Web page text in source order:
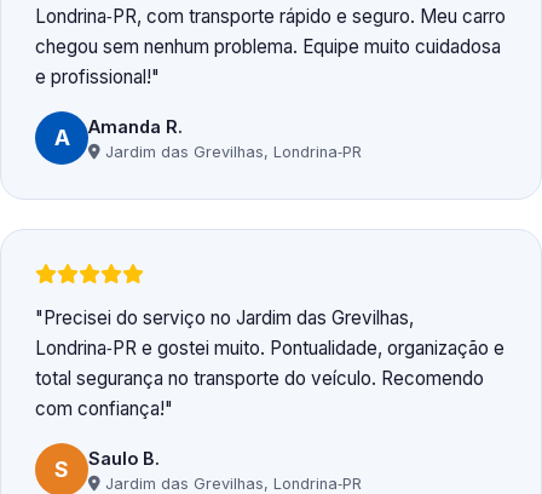
Londrina‑PR, com transporte rápido e seguro. Meu carro
chegou sem nenhum problema. Equipe muito cuidadosa
e profissional!
A Amanda R.
Jardim das Grevilhas, Londrina‑PR
Precisei do serviço no Jardim das Grevilhas,
Londrina‑PR e gostei muito. Pontualidade, organização e
total segurança no transporte do veículo. Recomendo
com confiança!
S Saulo B.
Jardim das Grevilhas, Londrina‑PR